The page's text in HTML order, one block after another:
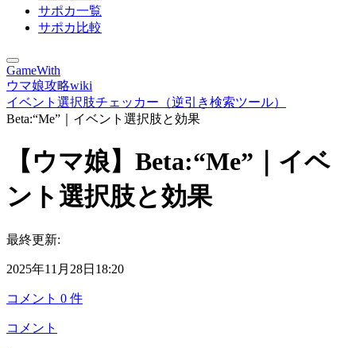
サポカ一覧
サポカ比較
GameWith
ウマ娘攻略wiki
イベント選択肢チェッカー（逆引き検索ツール）
Beta:“Me”｜イベント選択肢と効果
【ウマ娘】Beta:“Me”｜イベ
ント選択肢と効果
最終更新:
2025年11月28日18:20
コメント 0 件
コメント